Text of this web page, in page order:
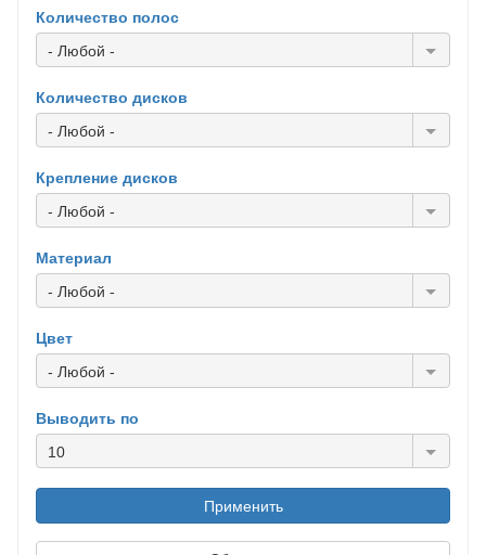
Количество полос
- Любой -
Количество дисков
- Любой -
Крепление дисков
- Любой -
Материал
- Любой -
Цвет
- Любой -
Выводить по
10